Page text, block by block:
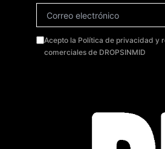
Acepto la Política de privacidad y
comerciales de DROPSINMID